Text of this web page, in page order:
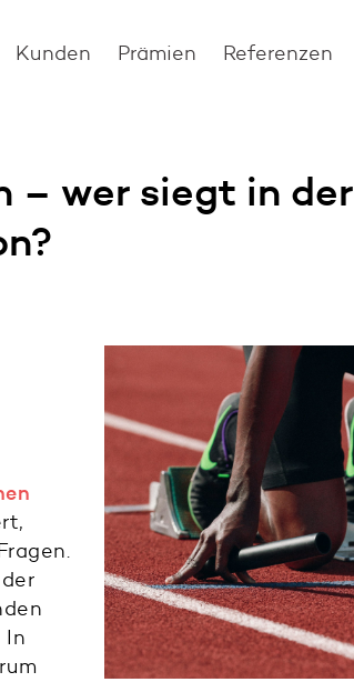
Kunden Prämien Referenzen
– wer siegt in der
In